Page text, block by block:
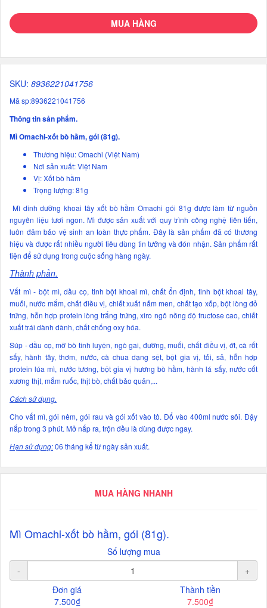
MUA HÀNG
SKU: 8936221041756
Mã sp:8936221041756
Thông tin sản phẩm.
Mì Omachi-xốt bò hầm, gói (81g).
Thương hiệu: Omachi (Việt Nam)
Nơi sản xuất: Việt Nam
Vị: Xốt bò hầm
Trọng lượng: 81g
Mì dinh dưỡng khoai tây xốt bò hầm Omachi gói 81g được làm từ nguồn
nguyên liệu tươi ngon. Mì được sản xuất với quy trình công nghệ tiên tiến,
luôn đảm bảo vệ sinh an toàn thực phẩm. Đây là sản phẩm đã có thương
hiệu và được rất nhiều người tiêu dùng tin tưởng và đón nhận. Sản phẩm rất
tiện để sử dụng trong cuộc sống hàng ngày.
Thành phần.
Vắt mì - bột mì, dầu cọ, tinh bột khoai mì, chất ổn định, tinh bột khoai tây,
muối, nước mắm, chất điều vị, chiết xuất nấm men, chất tạo xốp, bột lòng đỏ
trứng, hỗn hợp protein lòng trắng trứng, xiro ngô nồng độ fructose cao, chiết
xuất trái dành dành, chất chống oxy hóa.
Súp - dầu cọ, mỡ bò tinh luyện, ngò gai, đường, muối, chất điều vị, ớt, cà rốt
sấy, hành tây, thơm, nước, cà chua dạng sệt, bột gia vị, tỏi, sả, hỗn hợp
protein lúa mì, nước tương, bột gia vị hương bò hầm, hành lá sấy, nước cốt
xương thịt, mắm ruốc, thịt bò, chất bảo quản,...
Cách sử dụng.
Cho vắt mì, gói nêm, gói rau và gói xốt vào tô. Đổ vào 400ml nước sôi. Đậy
nắp trong 3 phút. Mở nắp ra, trộn đều là dùng được ngay.
Hạn sử dụng:06 tháng kể từ ngày sản xuất.
MUA HÀNG NHANH
Mì Omachi-xốt bò hầm, gói (81g).
Số lượng mua
-
+
Đơn giá
7.500₫
Thành tiền
7.500₫